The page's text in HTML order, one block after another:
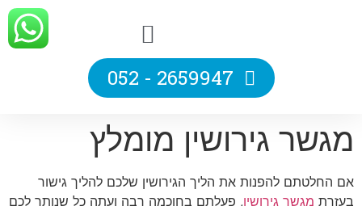
2659947 - 052
מגשר גירושין מומלץ
אם החלטתם להפנות את הליך הגירושין שלכם להליך גישור
בעזרת מגשר גירושין, פעלתם בחוכמה רבה ועתה כל שנותר לכם